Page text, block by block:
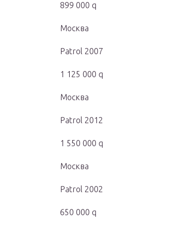
899 000 q
Москва
Patrol 2007
1 125 000 q
Москва
Patrol 2012
1 550 000 q
Москва
Patrol 2002
650 000 q